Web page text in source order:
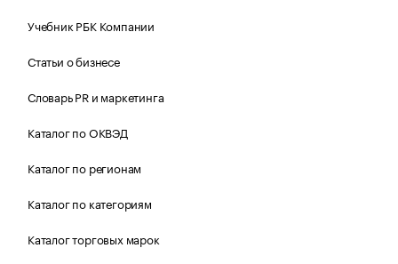
Учебник РБК Компании
Статьи о бизнесе
Словарь PR и маркетинга
Каталог по ОКВЭД
Каталог по регионам
Каталог по категориям
Каталог торговых марок